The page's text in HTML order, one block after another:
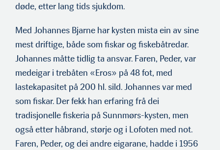
døde, etter lang tids sjukdom.
Med Johannes Bjarne har kysten mista ein av sine
mest driftige, både som fiskar og fiskebåtredar.
Johannes måtte tidlig ta ans­var. Faren, Peder, var
medeigar i trebåten «Eros» på 48 fot, med
lastekapasitet på 200 hl. sild. Johannes var med
som fiskar. Der fekk han erfaring frå dei
tradisjonelle fiskeria på Sunnmørs-kysten, men
også etter håbrand, størje og i Lofoten med not.
Faren, Peder, og dei andre eigarane, hadde i 1956